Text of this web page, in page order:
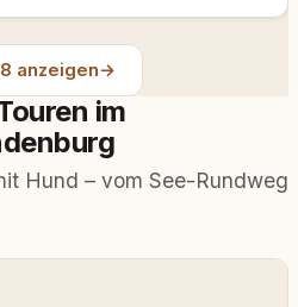
anzeigen→
im
Hund – vom See-Rundweg